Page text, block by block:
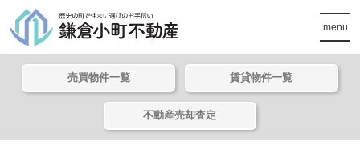
menu
売買物件一覧 賃貸物件一覧
不動産売却査定